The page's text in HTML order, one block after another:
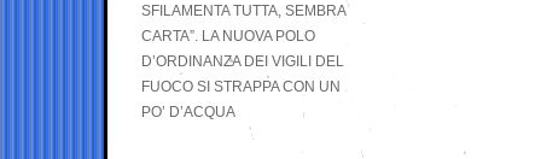
SFILAMENTA TUTTA, SEMBRA
CARTA”. LA NUOVA POLO
D’ORDINANZA DEI VIGILI DEL
FUOCO SI STRAPPA CON UN
PO’ D’ACQUA